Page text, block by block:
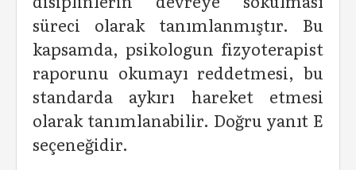
süreci olarak tanımlanmıştır. Bu
kapsamda, psikologun fizyoterapist
raporunu okumayı reddetmesi, bu
standarda aykırı hareket etmesi
olarak tanımlanabilir. Doğru yanıt E
seçeneğidir.